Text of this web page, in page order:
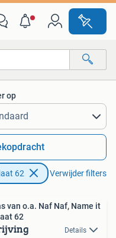
op
62 Verwijder filters
van o.a. Naf Naf, Name it
62
Details